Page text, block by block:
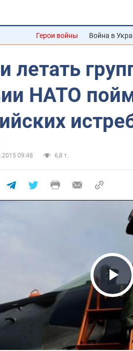
Герои войны Война в
летать
НАТО
09:48
6,8 т.